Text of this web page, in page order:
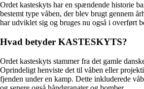
Ordet kasteskyts har en spændende historie
bestemt type våben, der blev brugt gennem
har udviklet sig og bruges nu også i overført
Hvad betyder KASTESKYTS?
Ordet kasteskyts stammer fra det gamle
Oprindeligt henviste det til våben eller
fjenden under en kamp. Dette inkluderede